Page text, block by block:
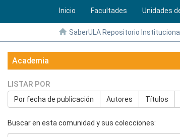
Inicio Facultades Unidades
SaberULA Repositorio
Academia
LISTAR POR
Por fecha de publicación Autores Títulos
Buscar en esta comunidad y sus colecciones: